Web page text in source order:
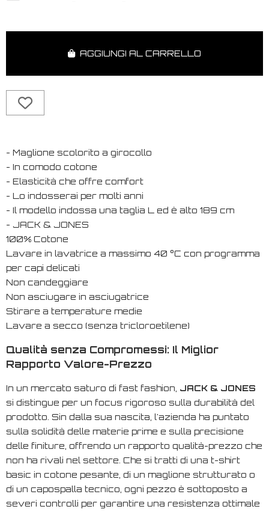
AGGIUNGI AL CARRELLO
- Maglione scolorito a girocollo
- In comodo cotone
- Elasticità che offre comfort
- Lo indosserai per molti anni
- Il modello indossa una taglia L ed è alto 189 cm
- JACK & JONES
100% Cotone
Lavare in lavatrice a massimo 40 °C con programma
per capi delicati
Non candeggiare
Non asciugare in asciugatrice
Stirare a temperature medie
Lavare a secco (senza tricloroetilene)
Qualità senza Compromessi: Il Miglior
Rapporto Valore-Prezzo
In un mercato saturo di fast fashion, JACK & JONES
si distingue per un focus rigoroso sulla durabilità del
prodotto. Sin dalla sua nascita, l'azienda ha puntato
sulla solidità delle materie prime e sulla precisione
delle finiture, offrendo un rapporto qualità-prezzo che
non ha rivali nel settore. Che si tratti di una t-shirt
basic in cotone pesante, di un maglione strutturato o
di un capospalla tecnico, ogni pezzo è sottoposto a
severi controlli per garantire una resistenza ottimale